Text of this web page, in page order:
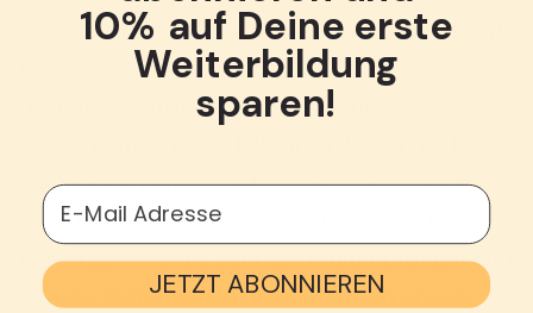
anstieg (jeder Arzt veranlasst weitere Arbeit
für die Pflegenden),
die Komplexität der medizinischen
nach oben gingen, mit dem demografischen
Wandel und medizinischem Fortschritt
einhergehend die Zahl der multimorbiden und
älteren Patientinnen und Patienten enorm
10% auf Deine erste
Weiterbildung
sparen!
E-Mail Adresse
JETZT ABONNIEREN